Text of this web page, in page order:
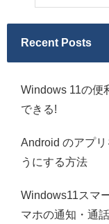
Recent Posts
Windows 11の便
できる!
Android のアプ
うにする方法
Windows11スマ
マホの通知・通